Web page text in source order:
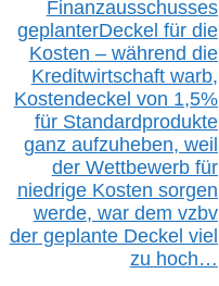
Finanzausschusses
geplanterDeckel für die
Kosten – während die
Kreditwirtschaft warb,
Kostendeckel von 1,5%
für Standardprodukte
ganz aufzuheben, weil
der Wettbewerb für
niedrige Kosten sorgen
werde, war dem vzbv
der geplante Deckel viel
zu hoch…